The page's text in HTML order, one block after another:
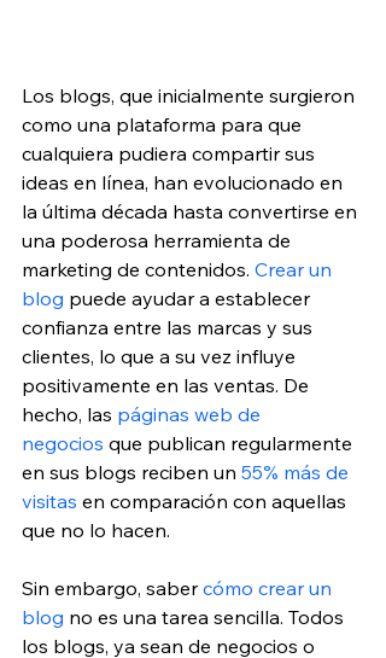
Los blogs, que inicialmente surgieron
como una plataforma para que
cualquiera pudiera compartir sus
ideas en línea, han evolucionado en
la última década hasta convertirse en
una poderosa herramienta de
marketing de contenidos. Crear un
blog puede ayudar a establecer
confianza entre las marcas y sus
clientes, lo que a su vez influye
positivamente en las ventas. De
hecho, las páginas web de
negocios que publican regularmente
en sus blogs reciben un 55% más de
visitas en comparación con aquellas
que no lo hacen.
Sin embargo, saber cómo crear un
blog no es una tarea sencilla. Todos
los blogs, ya sean de negocios o